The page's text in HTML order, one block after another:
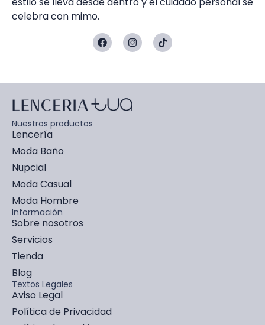
celebra con mimo.
Nuestros productos
Lencería
Moda Baño
Nupcial
Moda Casual
Moda Hombre
Información
Sobre nosotros
Servicios
Tienda
Blog
Textos Legales
Aviso Legal
Política de Privacidad